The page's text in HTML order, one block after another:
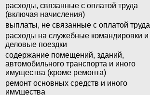
расходы, связанные с оплатой труда
(включая начисления)
выплаты, не связанные с оплатой труда
расходы на служебные командировки и
деловые поездки
содержание помещений, зданий,
автомобильного транспорта и иного
имущества (кроме ремонта)
ремонт основных средств и иного
имущества